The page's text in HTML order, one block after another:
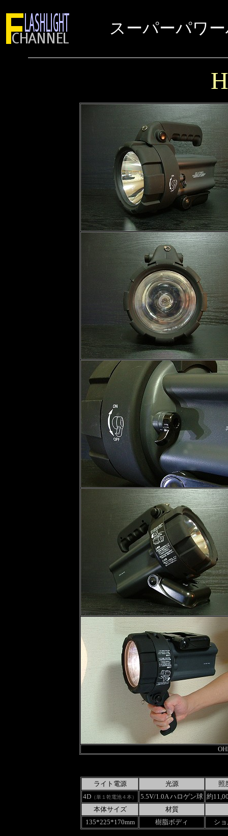
スーパーパワ
ライト電源 光源
照
4D （単１乾電池４本） 5.5V/1.0A ハロゲン球 約
本体サイズ
材質
135*225*170mm
樹脂ボディ シ